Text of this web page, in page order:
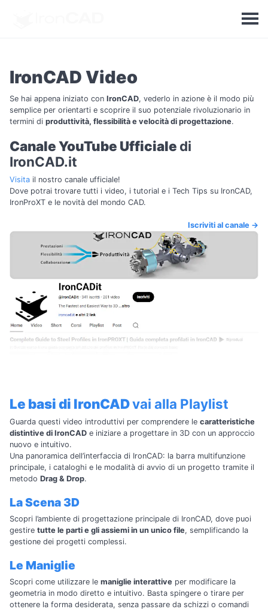
IronCAD Video
Se hai appena iniziato con IronCAD, vederlo in azione è il modo più
semplice per orientarti e scoprire il suo potenziale rivoluzionario in
termini di produttività, flessibilità e velocità di progettazione.
Canale YouTube Ufficiale di
IronCAD.it
Visita il nostro canale ufficiale!
Dove potrai trovare tutti i video, i tutorial e i Tech Tips su IronCAD,
IronProXT e le novità del mondo CAD.
Iscriviti al canale ->
Le basi di IronCADvai alla Playlist
Guarda questi video introduttivi per comprendere le caratteristiche
distintive di IronCAD e iniziare a progettare in 3D con un approccio
nuovo e intuitivo.
Una panoramica dell’interfaccia di IronCAD: la barra multifunzione
principale, i cataloghi e le modalità di avvio di un progetto tramite il
metodo Drag & Drop.
La Scena 3D
Scopri l’ambiente di progettazione principale di IronCAD, dove puoi
gestire tutte le parti e gli assiemi in un unico file, semplificando la
gestione dei progetti complessi.
Le Maniglie
Scopri come utilizzare le maniglie interattive per modificare la
geometria in modo diretto e intuitivo. Basta spingere o tirare per
ottenere la forma desiderata, senza passare da schizzi o comandi